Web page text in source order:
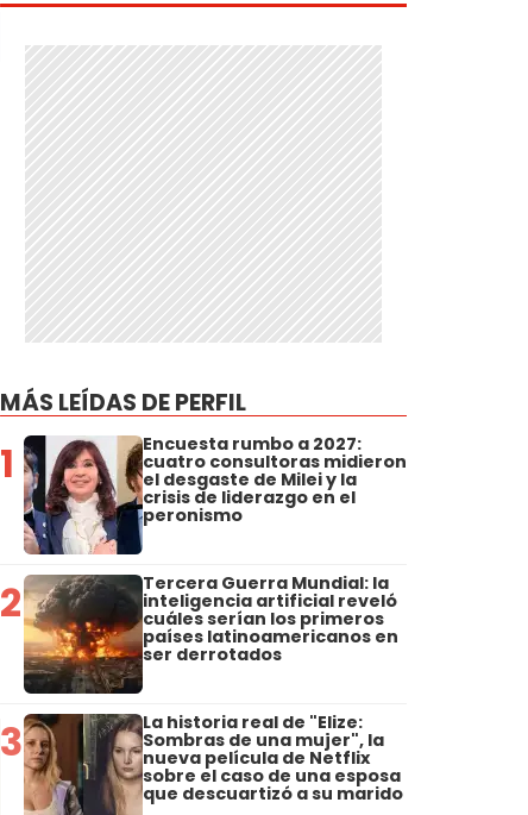
MÁS LEÍDAS DE PERFIL
1 Encuesta rumbo a 2027:
cuatro consultoras midieron
el desgaste de Milei y la
crisis de liderazgo en el
peronismo
2 Tercera Guerra Mundial: la
inteligencia artificial reveló
cuáles serían los primeros
países latinoamericanos en
ser derrotados
3 La historia real de "Elize:
Sombras de una mujer", la
nueva película de Netflix
sobre el caso de una esposa
que descuartizó a su marido